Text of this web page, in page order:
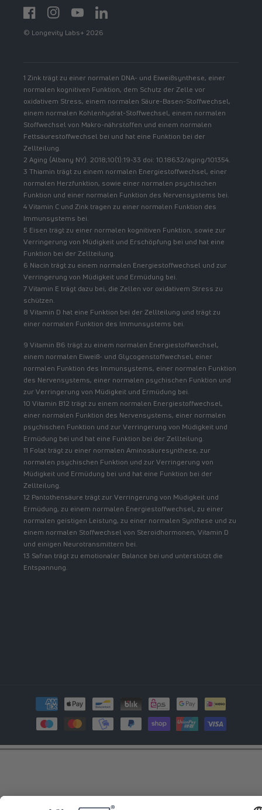
FacebookInstagramYouTubehttps://www.linkedin.com/showcase/
© Longevity Labs+ 2026
1 Zink trägt zu einer normalen DNA- und Eiweißsynthese, einer
normalen kognitiven Funktion, dem Schutz der Zelle vor
oxidativem Stress, einem normalen Säure-Basen-Stoffwechsel,
einem normalen Kohlenhydrat-Stoffwechsel, einem normalen
Stoffwechsel von Makro-nährstoffen und einem normalen
Fettsäurestoffwechsel bei und hat eine Funktion bei der
Zellteilung.
2 Aging (Albany NY). 2018;10(1):19-33 doi: 10.18632/aging/101354.
3 Thiamin trägt zu einem normalen Energiestoffwechsel, einer
normalen Herzfunktion, sowie einer normalen psychischen
Funktion und einer normalen Funktion des Nervensystems bei.
4 Vitamin C und Zink tragen zu einer normalen Funktion des
Immunsystems bei.
5 Eisen trägt zu einer normalen kognitiven Funktion, sowie zur
Verringerung von Müdigkeit und Erschöpfung bei und hat eine
Funktion bei der Zellteilung.
6 Niacin trägt zu einem normalen Energiestoffwechsel und zur
Verringerung von Müdigkeit und Ermüdung bei.
7 Vitamin E trägt dazu bei, die Zellen vor oxidativem Stress zu
schützen.
8 Vitamin D hat eine Funktion bei der Zellteilung und trägt zu
einer normalen Funktion des Immunsystems bei.
9 Vitamin B6 trägt zu einem normalen Energiestoffwechsel,
einem normalen Eiweiß- und Glycogenstoffwechsel, einer
normalen Funktion des Immunsystems, einer normalen Funktion
des Nervensystems, einer normalen psychischen Funktion und
zur Verringerung von Müdigkeit und Ermüdung bei.
10 Vitamin B12 trägt zu einem normalen Energiestoffwechsel,
einer normalen Funktion des Nervensystems, einer normalen
psychischen Funktion und zur Verringerung von Müdigkeit und
Ermüdung bei und hat eine Funktion bei der Zellteilung.
11 Folat trägt zu einer normalen Aminosäuresynthese, zur
normalen psychischen Funktion und zur Verringerung von
Müdigkeit und Ermüdung bei und hat eine Funktion bei der
Zellteilung.
12 Pantothensäure trägt zur Verringerung von Müdigkeit und
Ermüdung, zu einem normalen Energiestoffwechsel, zu einer
normalen geistigen Leistung, zu einer normalen Synthese und zu
einem normalen Stoffwechsel von Steroidhormonen, Vitamin D
und einigen Neurotransmittern bei.
13 Safran trägt zu emotionaler Balance bei und unterstützt die
Entspannung.
Zahlungsmethoden